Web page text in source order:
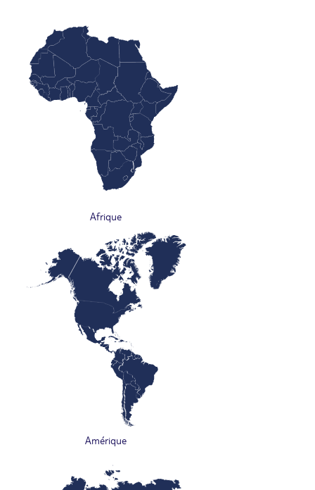
Afrique
Amérique